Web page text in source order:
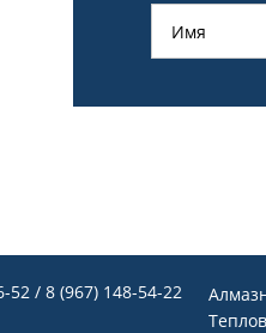
52 / 8 (967) 148-54-22